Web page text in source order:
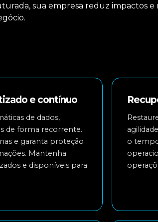
sua empresa reduz impactos
e contínuo
de dados,
de forma recorrente.
e garanta proteção
Mantenha
e disponíveis para
o